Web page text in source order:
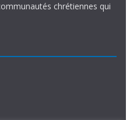
chrétiennes qui